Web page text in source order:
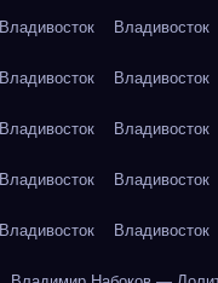
Владивосток Владивосток
Владивосток Владивосток
Владивосток Владивосток
Владивосток Владивосток
Владивосток Владивосток